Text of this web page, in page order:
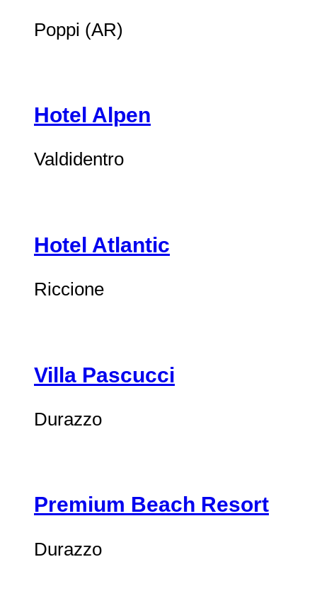
Poppi (AR)
Hotel Alpen
Valdidentro
Hotel Atlantic
Riccione
Villa Pascucci
Durazzo
Premium Beach Resort
Durazzo